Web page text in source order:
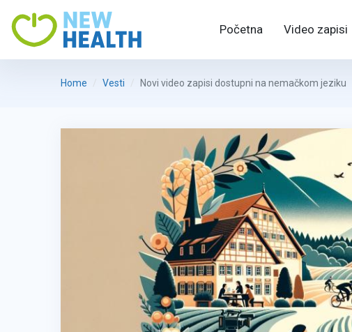
Početna Video zapisi
Home Vesti Novi video zapisi dostupni na nemačkom jeziku